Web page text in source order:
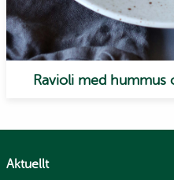
Ravioli med
Aktuellt